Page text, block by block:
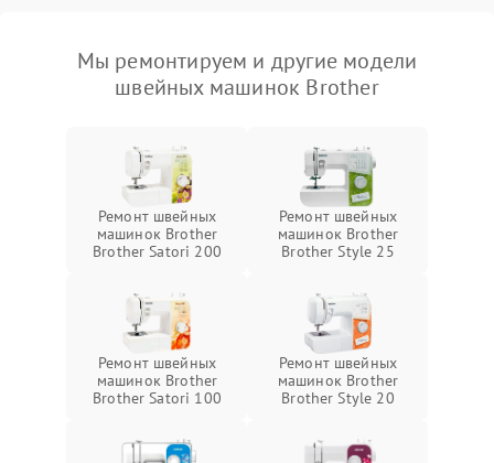
Мы ремонтируем и другие модели
швейных машинок Brother
Ремонт швейных
машинок Brother
Brother Satori 200
Ремонт швейных
машинок Brother
Brother Style 25
Ремонт швейных
машинок Brother
Brother Satori 100
Ремонт швейных
машинок Brother
Brother Style 20